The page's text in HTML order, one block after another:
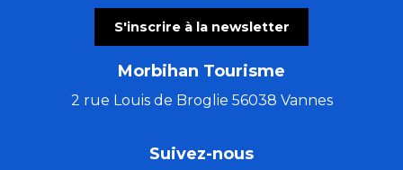
S'inscrire à la newsletter
Morbihan Tourisme
2 rue Louis de Broglie 56038 Vannes
Suivez-nous